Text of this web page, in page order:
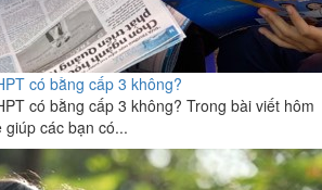
có bằng cấp 3 không?
có bằng cấp 3 không? Trong bài viết hôm
giúp các bạn có...